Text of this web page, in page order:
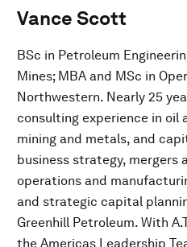
Vance Scott
BSc in Petroleum
Mines; MBA and MSc in
Northwestern. Nearly 25
consulting experience in oil
mining and metals, and
business strategy, mergers
operations and
and strategic capital
Greenhill Petroleum. With
the Americas Leadership